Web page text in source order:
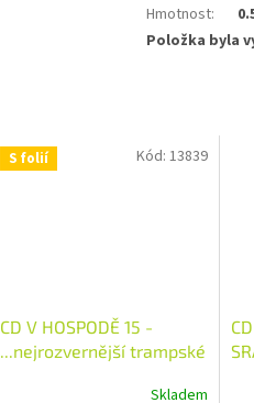
Hmotnost:
Položka byla
S folií
CD V HOSPODĚ 15 -
...nejrozvernější trampské
Skladem
Kód:13839